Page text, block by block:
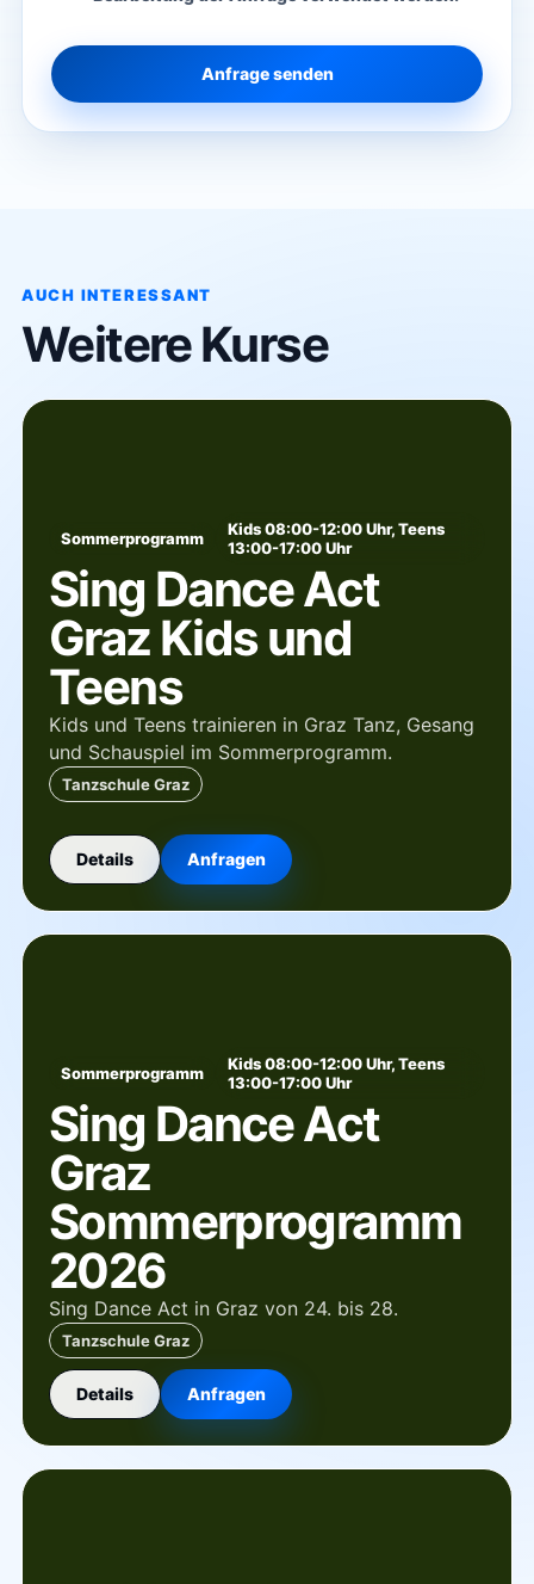
Anfrage senden
AUCH INTERESSANT
Weitere Kurse
Sommerprogramm
Kids 08:00-12:00 Uhr, Teens
13:00-17:00 Uhr
Sing Dance Act
Graz Kids und
Teens
Kids und Teens trainieren in Graz Tanz, Gesang
und Schauspiel im Sommerprogramm.
Tanzschule Graz
Details Anfragen
Sommerprogramm
Kids 08:00-12:00 Uhr, Teens
13:00-17:00 Uhr
Sing Dance Act
Graz
Sommerprogramm
2026
Sing Dance Act in Graz von 24. bis 28.
Tanzschule Graz
Details Anfragen